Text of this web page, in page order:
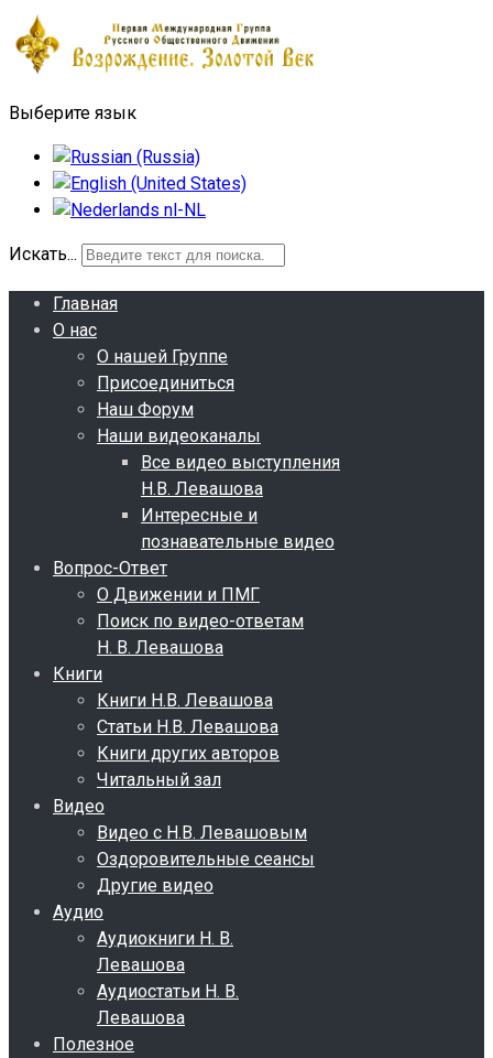
Выберите язык
Искать...
Главная
О нас
О нашей Группе
Присоединиться
Наш Форум
Наши видеоканалы
Все видео выступления
Н.В. Левашова
Интересные и
познавательные видео
Вопрос-Ответ
О Движении и ПМГ
Поиск по видео-ответам
Н. В. Левашова
Книги
Книги Н.В. Левашова
Статьи Н.В. Левашова
Книги других авторов
Читальный зал
Видео
Видео с Н.В. Левашовым
Оздоровительные сеансы
Другие видео
Аудио
Аудиокниги Н. В.
Левашова
Аудиостатьи Н. В.
Левашова
Полезное